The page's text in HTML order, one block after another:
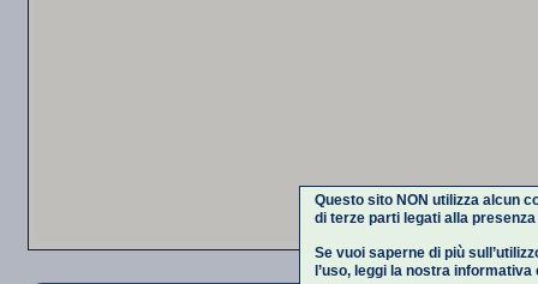
Questo sito NON utilizza alcun
di terze parti legati alla
Se vuoi saperne di più
l’uso, leggi la nostra informativa